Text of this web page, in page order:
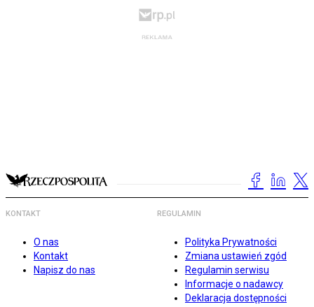
KONTAKT
O nas
Kontakt
Napisz do nas
REGULAMIN
Polityka Prywatności
Zmiana ustawień zgód
Regulamin serwisu
Informacje o nadawcy
Deklaracja dostępności